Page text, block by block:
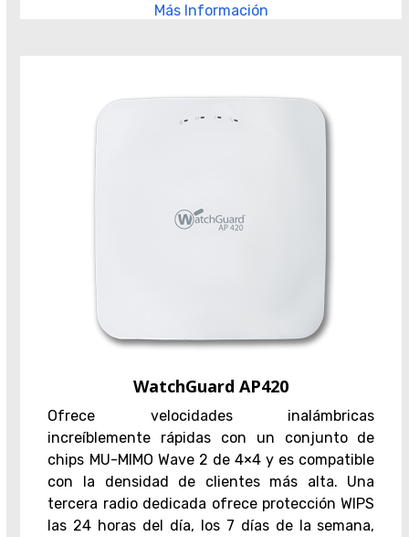
Más Información
WatchGuard AP420
Ofrece velocidades inalámbricas
increíblemente rápidas con un conjunto de
chips MU-MIMO Wave 2 de 4×4 y es compatible
con la densidad de clientes más alta. Una
tercera radio dedicada ofrece protección WIPS
las 24 horas del día, los 7 días de la semana,